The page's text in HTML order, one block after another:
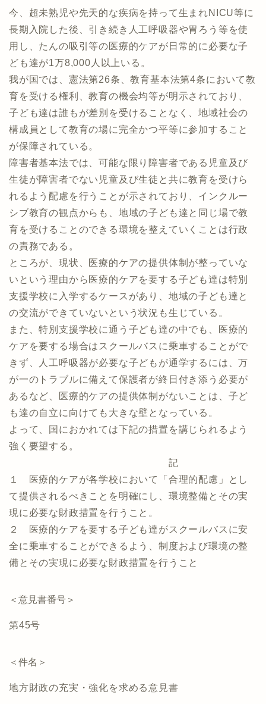
今、超未熟児や先天的な疾病を持って生まれNICU等に
長期入院した後、引き続き人工呼吸器や胃ろう等を使
用し、たんの吸引等の医療的ケアが日常的に必要な子
ども達が1万8,000人以上いる。
我が国では、憲法第26条、教育基本法第4条において教
育を受ける権利、教育の機会均等が明示されており、
子ども達は誰もが差別を受けることなく、地域社会の
構成員として教育の場に完全かつ平等に参加すること
が保障されている。
障害者基本法では、可能な限り障害者である児童及び
生徒が障害者でない児童及び生徒と共に教育を受けら
れるよう配慮を行うことが示されており、インクルー
シブ教育の観点からも、地域の子ども達と同じ場で教
育を受けることのできる環境を整えていくことは行政
の責務である。
ところが、現状、医療的ケアの提供体制が整っていな
いという理由から医療的ケアを要する子ども達は特別
支援学校に入学するケースがあり、地域の子ども達と
の交流ができていないという状況も生じている。
また、特別支援学校に通う子ども達の中でも、医療的
ケアを要する場合はスクールバスに乗車することがで
きず、人工呼吸器が必要な子どもが通学するには、万
が一のトラブルに備えて保護者が終日付き添う必要が
あるなど、医療的ケアの提供体制がないことは、子ど
も達の自立に向けても大きな壁となっている。
よって、国におかれては下記の措置を講じられるよう
強く要望する。
記
１ 医療的ケアが各学校において「合理的配慮」とし
て提供されるべきことを明確にし、環境整備とその実
現に必要な財政措置を行うこと。
２ 医療的ケアを要する子ども達がスクールバスに安
全に乗車することができるよう、制度および環境の整
備とその実現に必要な財政措置を行うこと
＜意見書番号＞
第45号
＜件名＞
地方財政の充実・強化を求める意見書